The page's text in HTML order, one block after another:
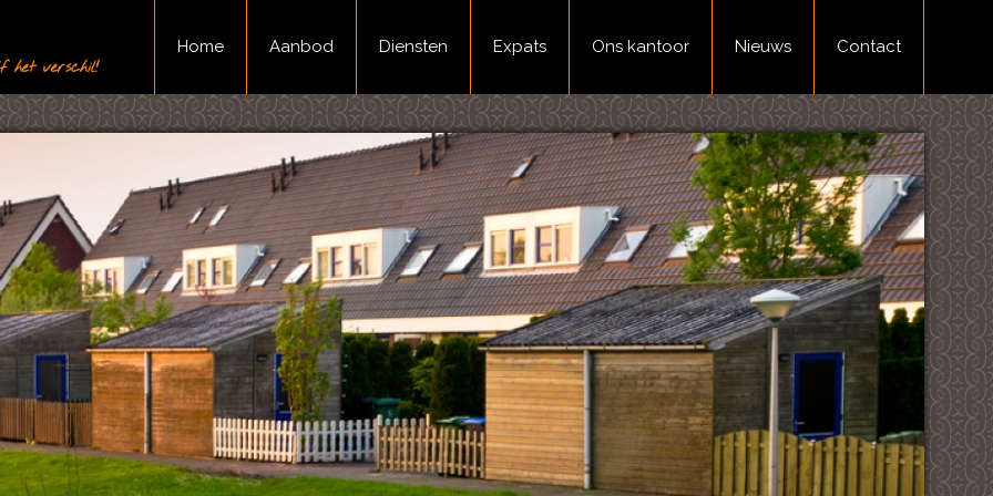
het verschil!
Home Aanbod Diensten Expats Ons kantoor Nieuws Contact